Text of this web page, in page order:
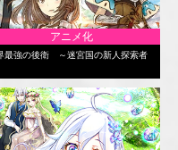
アニメ化
最強の後衛 ～迷宮国の新人探索者